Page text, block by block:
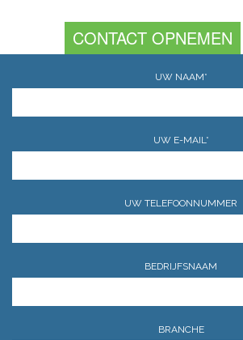
CONTACT OPNEMEN
UW NAAM*
UW E-MAIL*
UW TELEFOONNUMMER
BEDRIJFSNAAM
BRANCHE